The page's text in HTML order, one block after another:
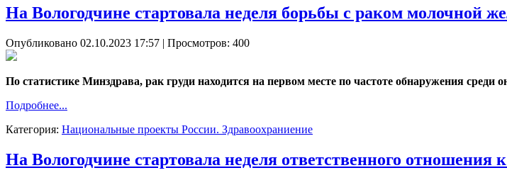
На Вологодчине стартовала неделя борьбы с раком молочной
Опубликовано 02.10.2023 17:57 | Просмотров: 400
По статистике Минздрава, рак груди находится на первом месте по частоте обнаружения среди
Подробнее...
Категория: Национальные проекты России. Здравоохраниение
На Вологодчине стартовала неделя ответственного отношения